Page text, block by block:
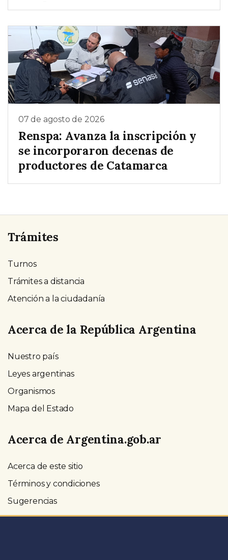
07 de agosto de 2026
Renspa: Avanza la inscripción y
se incorporaron decenas de
productores de Catamarca
Trámites
Turnos
Trámites a distancia
Atención a la ciudadanía
Acerca de la República Argentina
Nuestro país
Leyes argentinas
Organismos
Mapa del Estado
Acerca de Argentina.gob.ar
Acerca de este sitio
Términos y condiciones
Sugerencias